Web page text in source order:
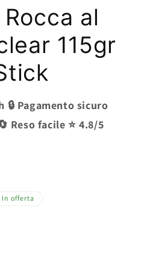
al
115gr
🔒 Pagamento sicuro
Reso facile ⭐ 4.8/5
In offerta